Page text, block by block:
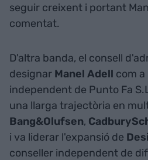
seguir creixent i portant
comentat.
D'altra banda, el consell
designar Manel Adell com
independent de Punto Fa
una llarga trajectòria en
Bang&Olufsen,
i va liderar l'expansió de
conseller independent de